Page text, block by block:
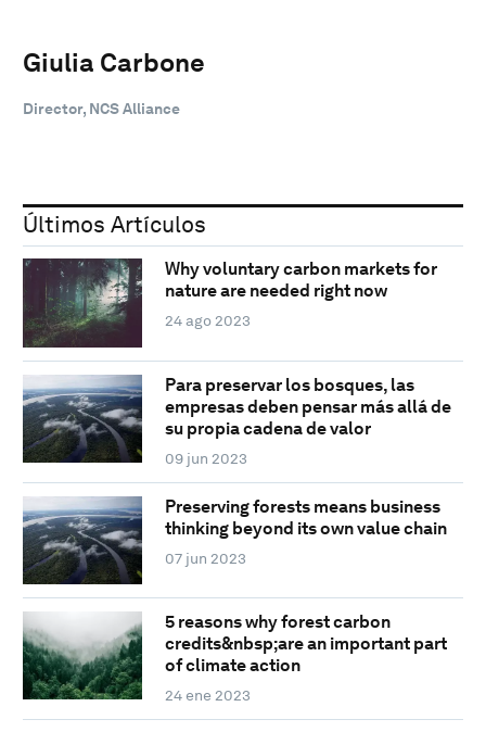
Giulia Carbone
Director, NCS Alliance
Últimos Artículos
Why voluntary carbon markets for
nature are needed right now
24 ago 2023
Para preservar los bosques, las
empresas deben pensar más allá de
su propia cadena de valor
09 jun 2023
Preserving forests means business
thinking beyond its own value chain
07 jun 2023
5 reasons why forest carbon
credits&nbsp;are an important part
of climate action
24 ene 2023